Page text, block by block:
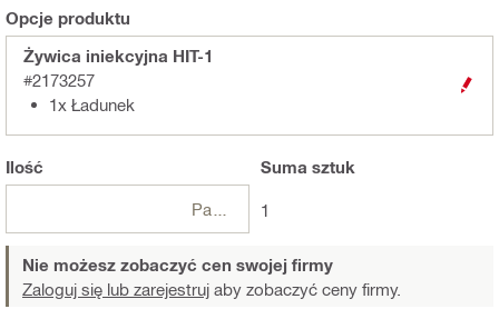
Opcje produktu
Żywica iniekcyjna HIT-1
#2173257
1x Ładunek
Ilość Suma sztuk
1
Nie możesz zobaczyć cen swojej firmy
Zaloguj się lub zarejestruj aby zobaczyć ceny firmy.